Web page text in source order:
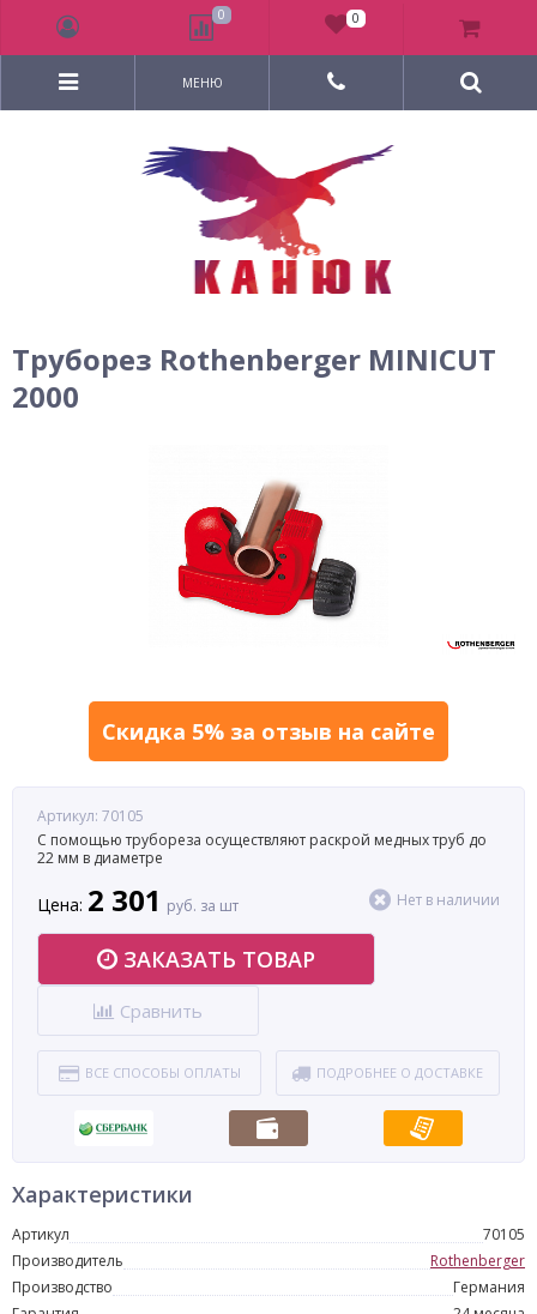
МЕНЮ
Труборез Rothenberger MINICUT
2000
Скидка 5% за отзыв на сайте
Артикул: 70105
С помощью трубореза осуществляют раскрой медных труб до
22 мм в диаметре
Цена: 2 301 руб. за шт Нет в наличии
ЗАКАЗАТЬ ТОВАР
Сравнить
ВСЕ СПОСОБЫ ОПЛАТЫ ПОДРОБНЕЕ О ДОСТАВКЕ
Характеристики
Артикул
70105
Производитель
Rothenberger
Производство
Германия
0 0